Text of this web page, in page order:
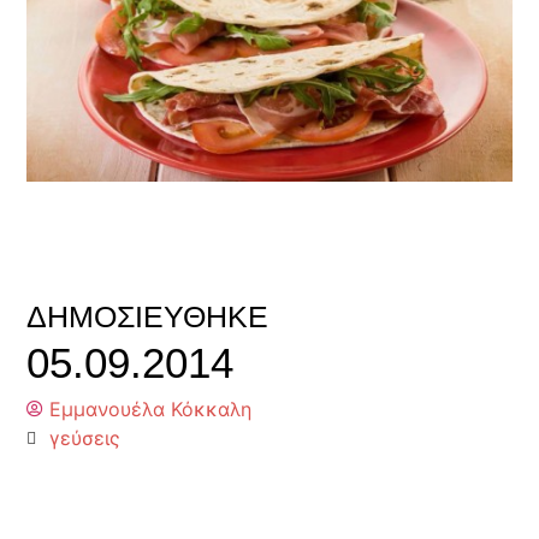
ΔΗΜΟΣΙΕΎΘΗΚΕ
05.09.2014
Εμμανουέλα Κόκκαλη
γεύσεις